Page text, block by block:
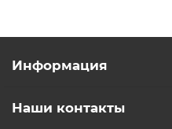
Информация
Наши контакты